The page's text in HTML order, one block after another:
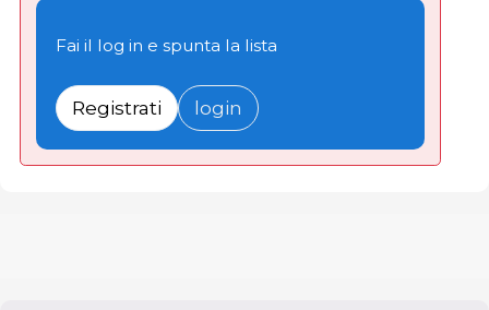
Fai il log in e spunta la lista
Registrati login